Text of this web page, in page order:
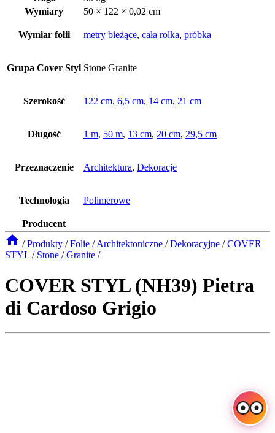
Wymiary
50 × 122 × 0,02 cm
Wymiar folii metry bieżące, cała rolka, próbka
Grupa Cover Styl Stone Granite
Szerokość 122 cm, 6,5 cm, 14 cm, 21 cm
Długość 1 m, 50 m, 13 cm, 20 cm, 29,5 cm
Przeznaczenie Architektura, Dekoracje
Technologia Polimerowe
Producent
/ Produkty / Folie /Architektoniczne / Dekoracyjne / COVER
STYL / Stone / Granite /
COVER STYL (NH39) Pietra
di Cardoso Grigio